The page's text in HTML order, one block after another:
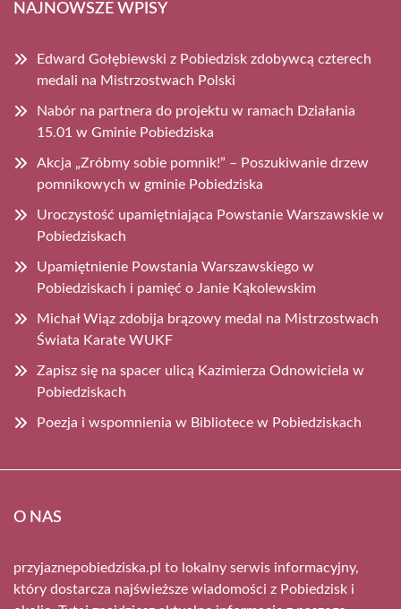
NAJNOWSZE WPISY
Edward Gołębiewski z Pobiedzisk zdobywcą czterech
medali na Mistrzostwach Polski
Nabór na partnera do projektu w ramach Działania
15.01 w Gminie Pobiedziska
Akcja „Zróbmy sobie pomnik!” – Poszukiwanie drzew
pomnikowych w gminie Pobiedziska
Uroczystość upamiętniająca Powstanie Warszawskie w
Pobiedziskach
Upamiętnienie Powstania Warszawskiego w
Pobiedziskach i pamięć o Janie Kąkolewskim
Michał Wiąz zdobija brązowy medal na Mistrzostwach
Świata Karate WUKF
Zapisz się na spacer ulicą Kazimierza Odnowiciela w
Pobiedziskach
Poezja i wspomnienia w Bibliotece w Pobiedziskach
O NAS
przyjaznepobiedziska.pl to lokalny serwis informacyjny,
który dostarcza najświeższe wiadomości z Pobiedzisk i